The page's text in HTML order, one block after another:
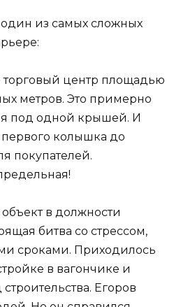
из самых сложных
торговый центр площадью
метров. Это примерно
под одной крышей. И
первого колышка до
покупателей.
в должности
битва со стрессом,
сроками. Приходилось
в вагончике и
Егоров